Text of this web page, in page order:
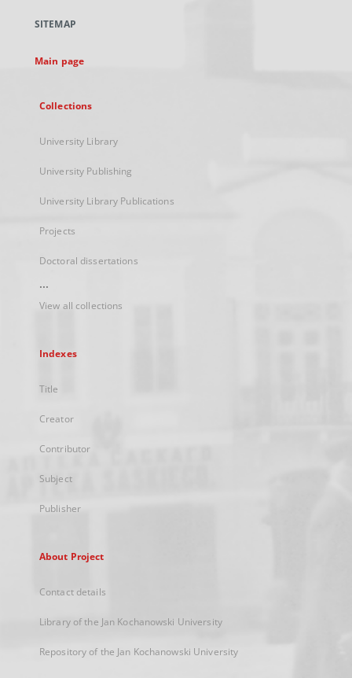
new
SITEMAP
Main page
Collections
University Library
University Publishing
University Library Publications
Projects
Doctoral dissertations
...
View all collections
Indexes
Title
Creator
Contributor
Subject
Publisher
About Project
Contact details
Library of the Jan Kochanowski University
Repository of the Jan Kochanowski University